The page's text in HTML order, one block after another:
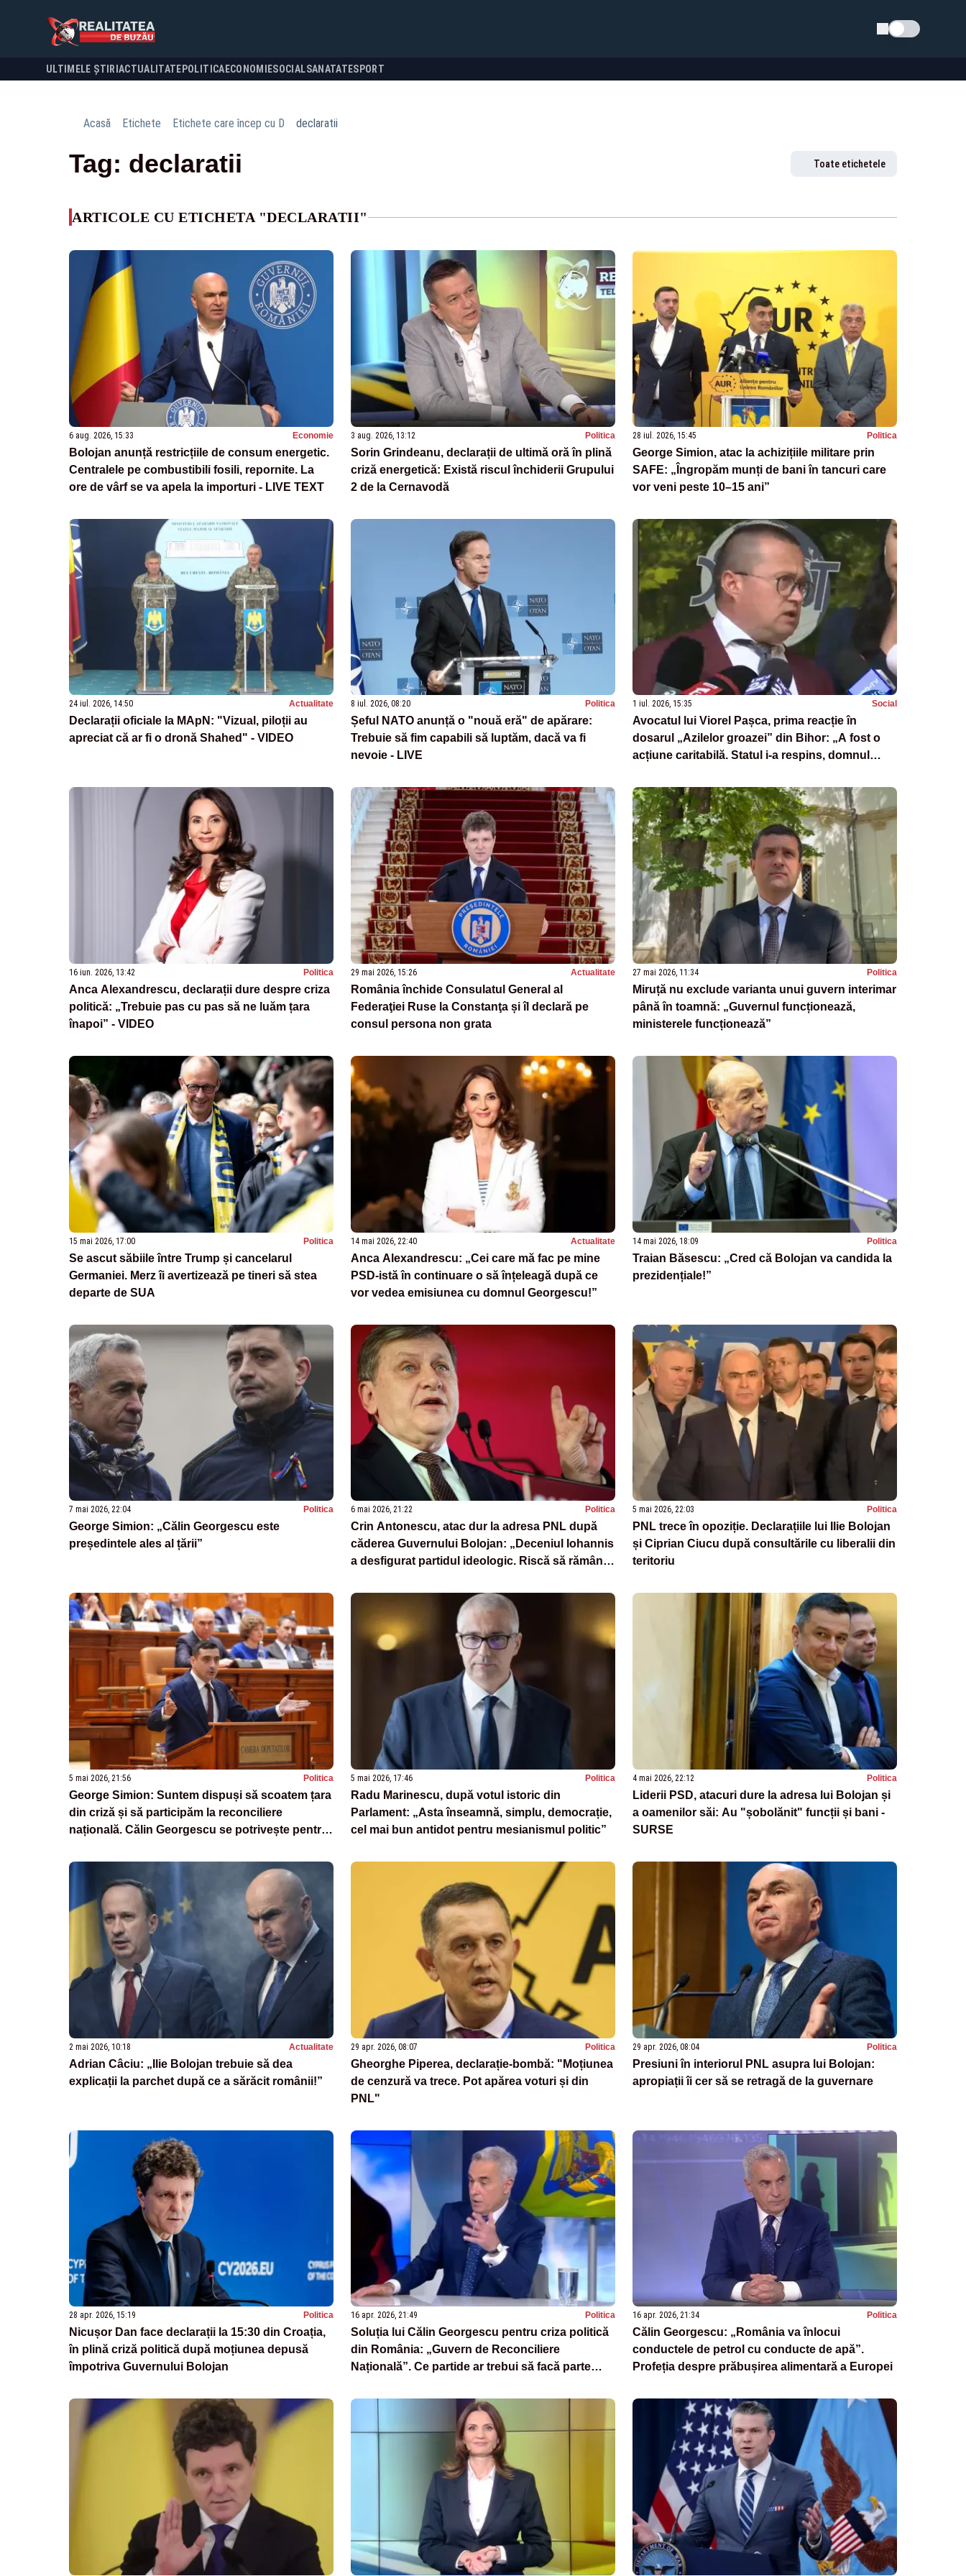
Schimba tema
ULTIMELE ȘTIRI ACTUALITATE POLITICA ECONOMIESOCIALSANATATESPORT
Acasă Etichete Etichete care încep cu D declaratii
Tag: declaratii Toate etichetele
ARTICOLE CU ETICHETA "DECLARATII"
6 aug. 2026, 15:33 Economie
Bolojan anunță restricțiile de consum energetic.
Centralele pe combustibili fosili, repornite. La
ore de vârf se va apela la importuri - LIVE TEXT
3 aug. 2026, 13:12 Politica
Sorin Grindeanu, declarații de ultimă oră în plină
criză energetică: Există riscul închiderii Grupului
2 de la Cernavodă
28 iul. 2026, 15:45 Politica
George Simion, atac la achizițiile militare prin
SAFE: „Îngropăm munți de bani în tancuri care
vor veni peste 10–15 ani”
24 iul. 2026, 14:50 Actualitate
Declarații oficiale la MApN: "Vizual, piloții au
apreciat că ar fi o dronă Shahed" - VIDEO
8 iul. 2026, 08:20 Politica
Șeful NATO anunță o "nouă eră" de apărare:
Trebuie să fim capabili să luptăm, dacă va fi
nevoie - LIVE
1 iul. 2026, 15:35 Social
Avocatul lui Viorel Pașca, prima reacție în
dosarul „Azilelor groazei” din Bihor: „A fost o
acțiune caritabilă. Statul i-a respins, domnul
16 iun. 2026, 13:42 Politica
Anca Alexandrescu, declarații dure despre criza
politică: „Trebuie pas cu pas să ne luăm țara
înapoi” - VIDEO
29 mai 2026, 15:26 Actualitate
România închide Consulatul General al
Federaţiei Ruse la Constanţa și îl declară pe
consul persona non grata
27 mai 2026, 11:34 Politica
Miruță nu exclude varianta unui guvern interimar
până în toamnă: „Guvernul funcționează,
ministerele funcționează”
15 mai 2026, 17:00 Politica
Se ascut săbiile între Trump și cancelarul
Germaniei. Merz îi avertizează pe tineri să stea
departe de SUA
14 mai 2026, 22:40 Actualitate
Anca Alexandrescu: „Cei care mă fac pe mine
PSD-istă în continuare o să înțeleagă după ce
vor vedea emisiunea cu domnul Georgescu!”
14 mai 2026, 18:09 Politica
Traian Băsescu: „Cred că Bolojan va candida la
prezidențiale!”
7 mai 2026, 22:04 Politica
George Simion: „Călin Georgescu este
președintele ales al țării”
6 mai 2026, 21:22 Politica
Crin Antonescu, atac dur la adresa PNL după
căderea Guvernului Bolojan: „Deceniul Iohannis
a desfigurat partidul ideologic. Riscă să rămână
5 mai 2026, 22:03 Politica
PNL trece în opoziție. Declarațiile lui Ilie Bolojan
și Ciprian Ciucu după consultările cu liberalii din
teritoriu
5 mai 2026, 21:56 Politica
George Simion: Suntem dispuși să scoatem țara
din criză și să participăm la reconciliere
națională. Călin Georgescu se potrivește pentru
5 mai 2026, 17:46 Politica
Radu Marinescu, după votul istoric din
Parlament: „Asta înseamnă, simplu, democrație,
cel mai bun antidot pentru mesianismul politic”
4 mai 2026, 22:12 Politica
Liderii PSD, atacuri dure la adresa lui Bolojan și
a oamenilor săi: Au "șobolănit" funcții și bani -
SURSE
2 mai 2026, 10:18 Actualitate
Adrian Câciu: „Ilie Bolojan trebuie să dea
explicații la parchet după ce a sărăcit românii!”
29 apr. 2026, 08:07 Politica
Gheorghe Piperea, declarație-bombă: "Moțiunea
de cenzură va trece. Pot apărea voturi și din
PNL"
29 apr. 2026, 08:04 Politica
Presiuni în interiorul PNL asupra lui Bolojan:
apropiații îi cer să se retragă de la guvernare
28 apr. 2026, 15:19 Politica
Nicușor Dan face declarații la 15:30 din Croația,
în plină criză politică după moțiunea depusă
împotriva Guvernului Bolojan
16 apr. 2026, 21:49 Politica
Soluția lui Călin Georgescu pentru criza politică
din România: „Guvern de Reconciliere
Națională”. Ce partide ar trebui să facă parte
16 apr. 2026, 21:34 Politica
Călin Georgescu: „România va înlocui
conductele de petrol cu conducte de apă”.
Profeția despre prăbușirea alimentară a Europei